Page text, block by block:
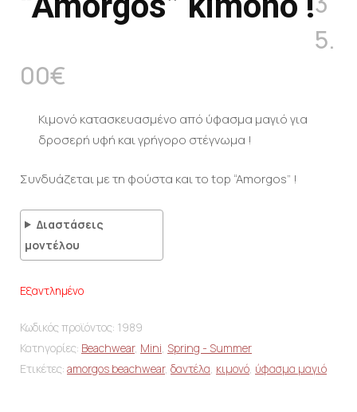
5.
00€
Κιμονό κατασκευασμένο από ύφασμα μαγιό για
δροσερή υφή και γρήγορο στέγνωμα !
Συνδυάζεται με τη φούστα και το top “Amorgos” !
Διαστάσεις
μοντέλου
Εξαντλημένο
Κωδικός προϊόντος: 1989
Κατηγορίες: Beachwear, Mini, Spring - Summer
Ετικέτες: amorgos beachwear, δαντέλα, κιμονό, ύφασμα μαγιό